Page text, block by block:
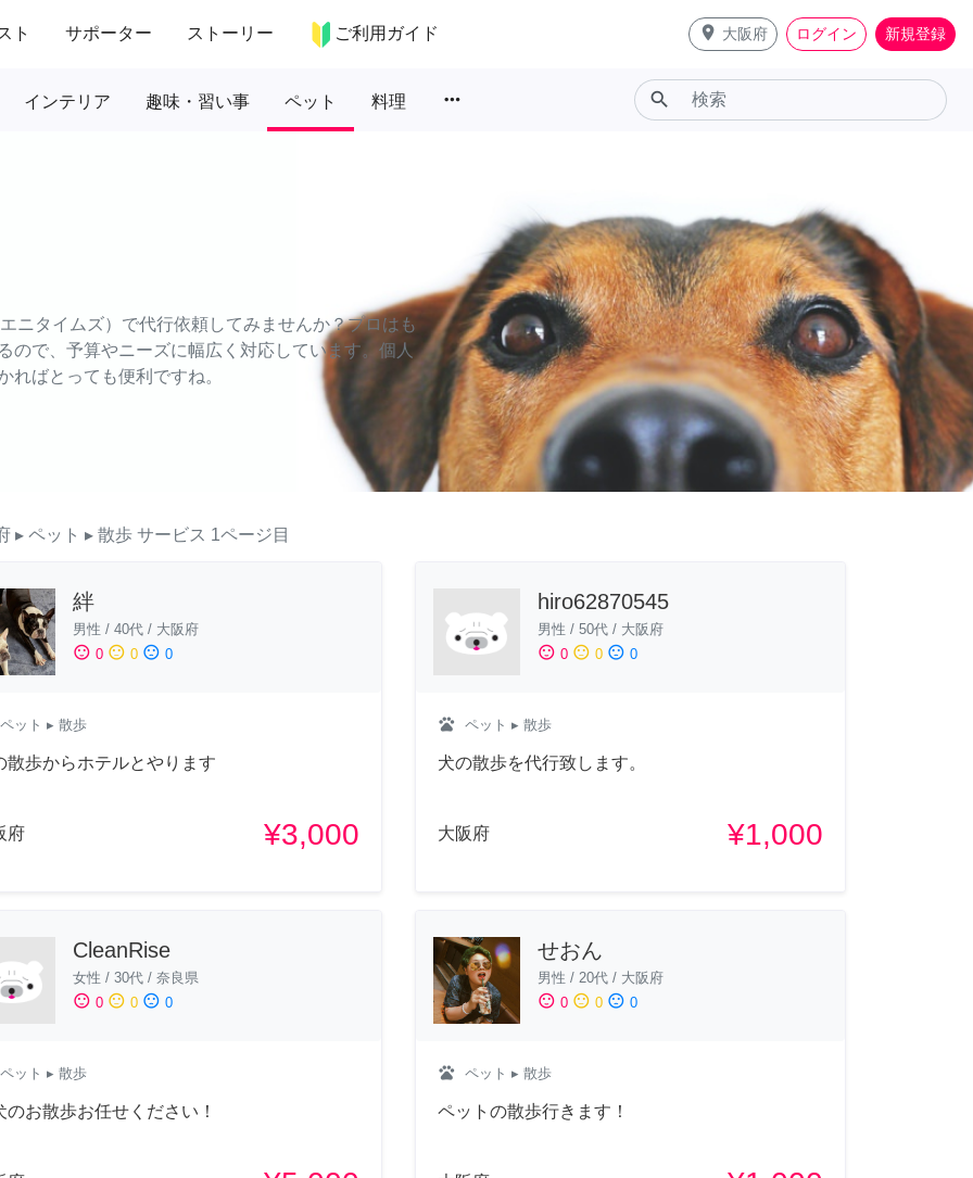
ト サポーター ストーリー ご利用ガイド place 大阪府 ログイン 新規登録
インテリア 趣味・習い事 ペット 料理 more_horiz search
ニタイムズ）で代行依頼してみませんか？プロはも
ので、予算やニーズに幅広く対応しています。個人
ればとっても便利ですね。
▸ ペット ▸ 散歩 サービス 1ページ目
絆
男性 / 40代 / 大阪府
sentiment_satisfied 0 sentiment_neutral 0 sentiment_dissatisfied 0
ペット ▸ 散歩
散歩からホテルとやります
府 ¥3,000
hiro62870545
男性 / 50代/ 大阪府
sentiment_satisfied 0 sentiment_neutral 0 sentiment_dissatisfied 0
pets ペット ▸ 散歩
犬の散歩を代行致します。
大阪府 ¥1,000
CleanRise
女性 / 30代 / 奈良県
sentiment_satisfied 0 sentiment_neutral 0 sentiment_dissatisfied 0
ペット ▸ 散歩
のお散歩お任せください！
せおん
男性 / 20代/ 大阪府
sentiment_satisfied 0 sentiment_neutral 0 sentiment_dissatisfied 0
pets ペット ▸ 散歩
ペットの散歩行きます！